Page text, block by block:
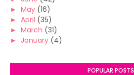
► May (16)
► April (35)
► March (31)
► January (4)
POPULAR POSTS